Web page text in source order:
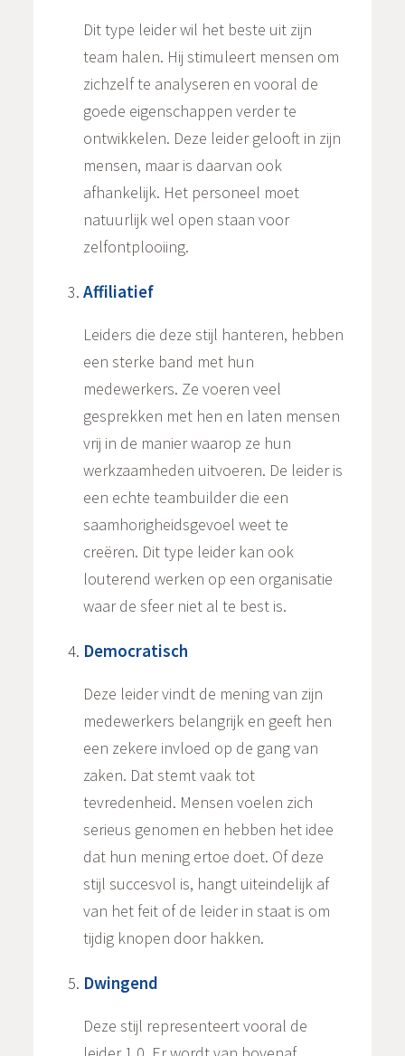
Dit type leider wil het beste uit zijn
team halen. Hij stimuleert mensen om
zichzelf te analyseren en vooral de
goede eigenschappen verder te
ontwikkelen. Deze leider gelooft in zijn
mensen, maar is daarvan ook
afhankelijk. Het personeel moet
natuurlijk wel open staan voor
zelfontplooiing.
Affiliatief
Leiders die deze stijl hanteren, hebben
een sterke band met hun
medewerkers. Ze voeren veel
gesprekken met hen en laten mensen
vrij in de manier waarop ze hun
werkzaamheden uitvoeren. De leider is
een echte teambuilder die een
saamhorigheidsgevoel weet te
creëren. Dit type leider kan ook
louterend werken op een organisatie
waar de sfeer niet al te best is.
Democratisch
Deze leider vindt de mening van zijn
medewerkers belangrijk en geeft hen
een zekere invloed op de gang van
zaken. Dat stemt vaak tot
tevredenheid. Mensen voelen zich
serieus genomen en hebben het idee
dat hun mening ertoe doet. Of deze
stijl succesvol is, hangt uiteindelijk af
van het feit of de leider in staat is om
tijdig knopen door hakken.
Dwingend
Deze stijl representeert vooral de